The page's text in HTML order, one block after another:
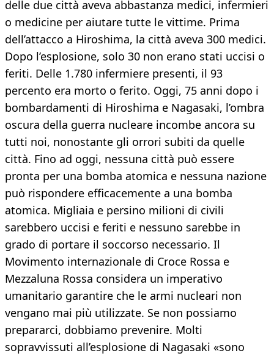
delle due città aveva abbastanza medici, infermieri
o medicine per aiutare tutte le vittime. Prima
dell’attacco a Hiroshima, la città aveva 300 medici.
Dopo l’esplosione, solo 30 non erano stati uccisi o
feriti. Delle 1.780 infermiere presenti, il 93
percento era morto o ferito. Oggi, 75 anni dopo i
bombardamenti di Hiroshima e Nagasaki, l’ombra
oscura della guerra nucleare incombe ancora su
tutti noi, nonostante gli orrori subiti da quelle
città. Fino ad oggi, nessuna città può essere
pronta per una bomba atomica e nessuna nazione
può rispondere efficacemente a una bomba
atomica. Migliaia e persino milioni di civili
sarebbero uccisi e feriti e nessuno sarebbe in
grado di portare il soccorso necessario. Il
Movimento internazionale di Croce Rossa e
Mezzaluna Rossa considera un imperativo
umanitario garantire che le armi nucleari non
vengano mai più utilizzate. Se non possiamo
prepararci, dobbiamo prevenire. Molti
sopravvissuti all’esplosione di Nagasaki «sono